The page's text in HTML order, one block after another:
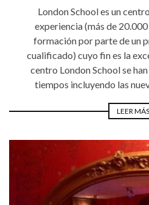
London School es un
experiencia (más de
formación por parte de un
cualificado) cuyo fin es la
centro London School se
tiempos incluyendo las
LEER